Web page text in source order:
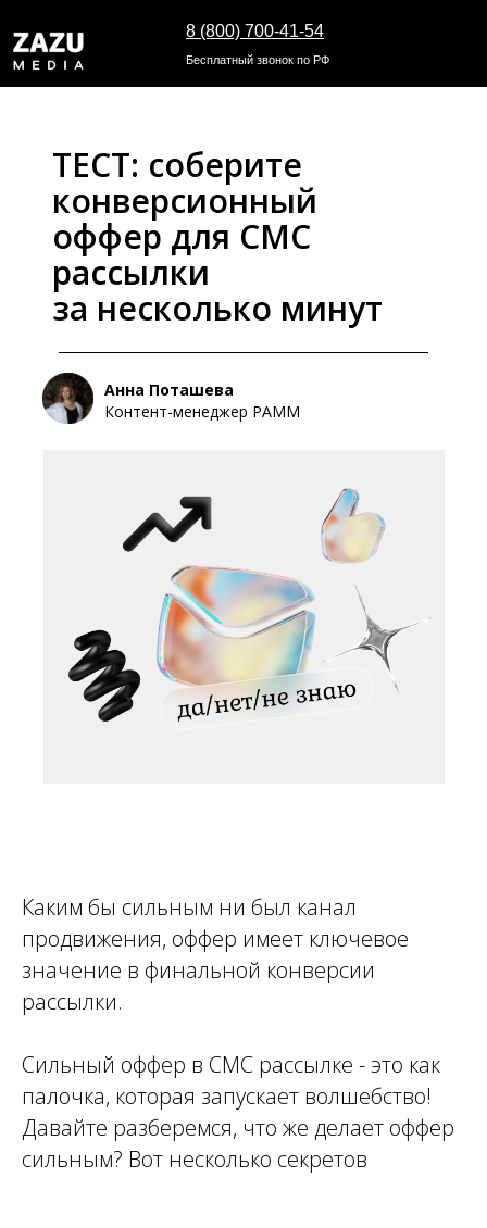
8 (800) 700-41-54
Бесплатный звонок по РФ
ТЕСТ: соберите
конверсионный
оффер для СМС
рассылки
за несколько минут
Анна Поташева
Контент-менеджер РАММ
Каким бы сильным ни был канал
продвижения, оффер имеет ключевое
значение в финальной конверсии
рассылки.
Сильный оффер в СМС рассылке - это как
палочка, которая запускает волшебство!
Давайте разберемся, что же делает оффер
сильным? Вот несколько секретов